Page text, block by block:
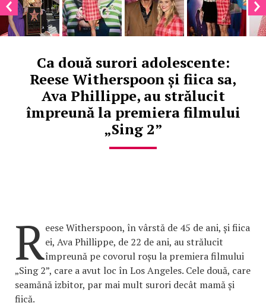
Ca două surori adolescente:
Reese Witherspoon și fiica sa,
Ava Phillippe, au strălucit
împreună la premiera filmului
„Sing 2”
Reese Witherspoon, în vârstă de 45 de ani, și fiica
ei, Ava Phillippe, de 22 de ani, au strălucit
împreună pe covorul roșu la premiera filmului
„Sing 2”, care a avut loc în Los Angeles. Cele două, care
seamănă izbitor, par mai mult surori decât mamă și
fiică.